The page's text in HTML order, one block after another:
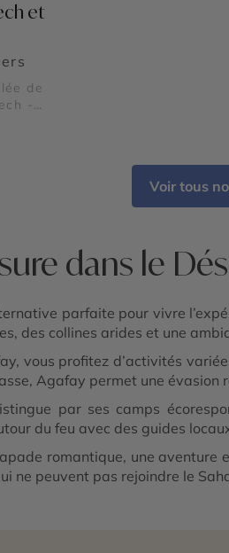
et
de
-
Voir tous
dans le
parfaite pour vivre
des collines arides et une
vous profitez d’activités
Agafay permet une
par ses camps
du feu avec des guides
romantique, une
ne peuvent pas rejoindre le